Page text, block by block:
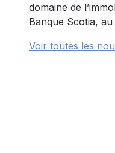
domaine de
Banque Scotia,
Voir toutes les